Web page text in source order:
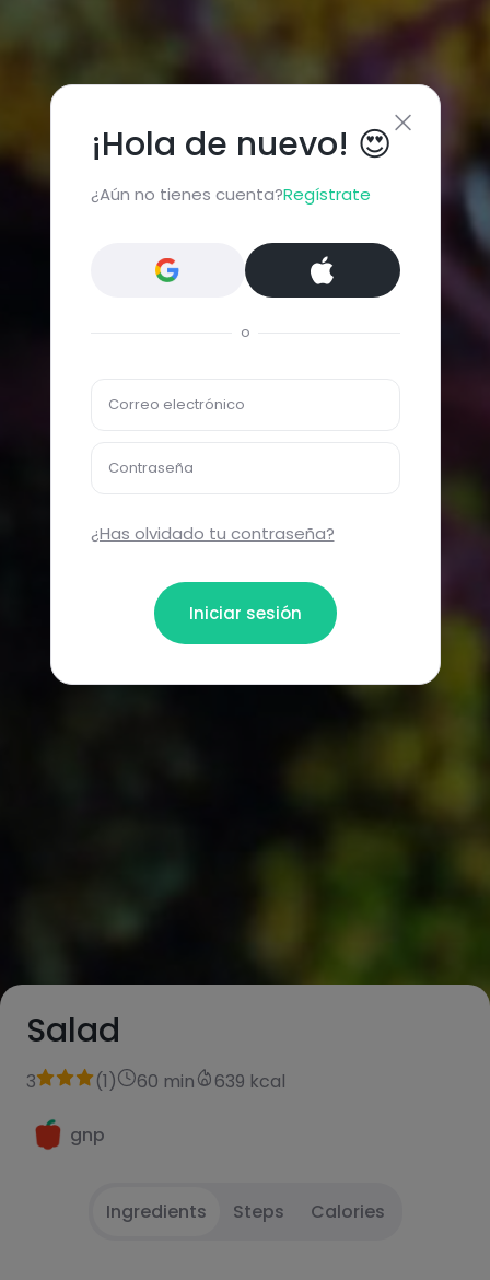
Salad
3 (1) 60 min 639 kcal
gnp
Ingredients Steps Calories
¡Hola de nuevo! 😍
¿Aún no tienes cuenta?Regístrate
o
Correo electrónico
Contraseña
¿Has olvidado tu contraseña?
Iniciar sesión